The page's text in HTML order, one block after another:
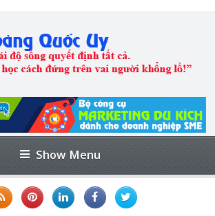
Show Menu